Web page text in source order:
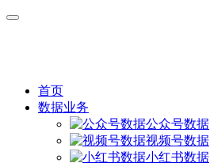
首页
数据业务
公众号数据
视频号数据
小红书数据